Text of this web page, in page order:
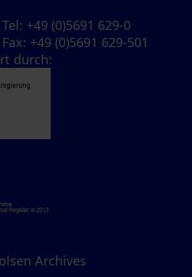
Tel: +49 (0)5691 629-0
Fax: +49 (0)5691 629-501
durch:
Archives